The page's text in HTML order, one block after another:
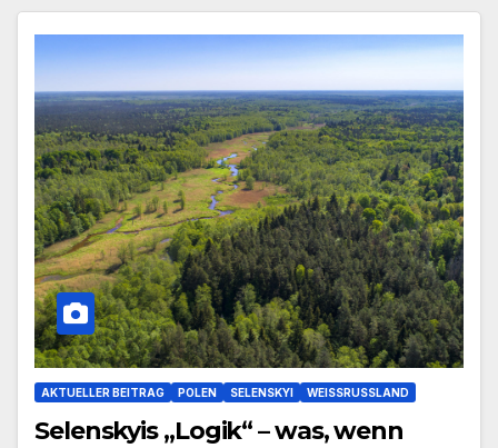
AKTUELLER BEITRAG POLEN SELENSKYI WEISSRUSSLAND
Selenskyis „Logik“ – was, wenn